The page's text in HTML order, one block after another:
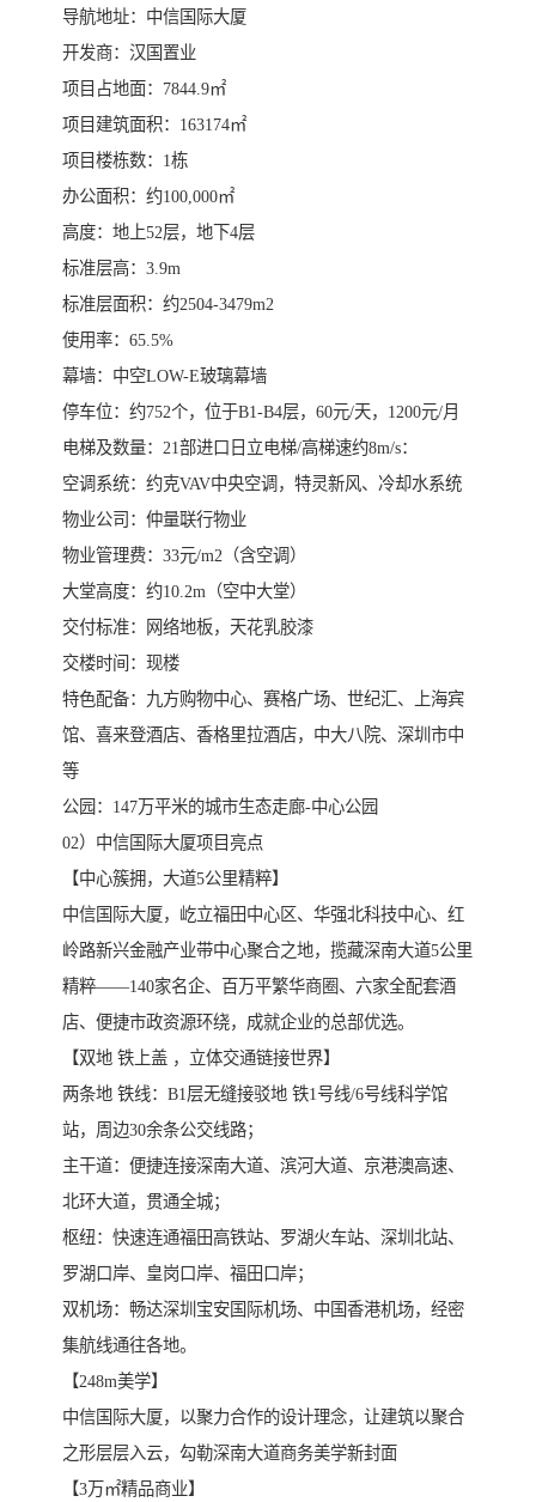
导航地址：中信国际大厦
开发商：汉国置业
项目占地面：7844.9㎡
项目建筑面积：163174㎡
项目楼栋数：1栋
办公面积：约100,000㎡
高度：地上52层，地下4层
标准层高：3.9m
标准层面积：约2504-3479m2
使用率：65.5%
幕墙：中空LOW-E玻璃幕墙
停车位：约752个，位于B1-B4层，60元/天，1200元/月
电梯及数量：21部进口日立电梯/高梯速约8m/s：
空调系统：约克VAV中央空调，特灵新风、冷却水系统
物业公司：仲量联行物业
物业管理费：33元/m2（含空调）
大堂高度：约10.2m（空中大堂）
交付标准：网络地板，天花乳胶漆
交楼时间：现楼
特色配备：九方购物中心、赛格广场、世纪汇、上海宾
馆、喜来登酒店、香格里拉酒店，中大八院、深圳市中
等
公园：147万平米的城市生态走廊-中心公园
02）中信国际大厦项目亮点
【中心簇拥，大道5公里精粹】
中信国际大厦，屹立福田中心区、华强北科技中心、红
岭路新兴金融产业带中心聚合之地，揽藏深南大道5公里
精粹——140家名企、百万平繁华商圈、六家全配套酒
店、便捷市政资源环绕，成就企业的总部优选。
【双地 铁上盖 ，立体交通链接世界】
两条地 铁线：B1层无缝接驳地 铁1号线/6号线科学馆
站，周边30余条公交线路；
主干道：便捷连接深南大道、滨河大道、京港澳高速、
北环大道，贯通全城；
枢纽：快速连通福田高铁站、罗湖火车站、深圳北站、
罗湖口岸、皇岗口岸、福田口岸；
双机场：畅达深圳宝安国际机场、中国香港机场，经密
集航线通往各地。
【248m美学】
中信国际大厦，以聚力合作的设计理念，让建筑以聚合
之形层层入云，勾勒深南大道商务美学新封面
【3万㎡精品商业】